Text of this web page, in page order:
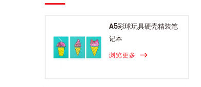
A5彩球玩具硬壳精装笔
记本
浏览更多